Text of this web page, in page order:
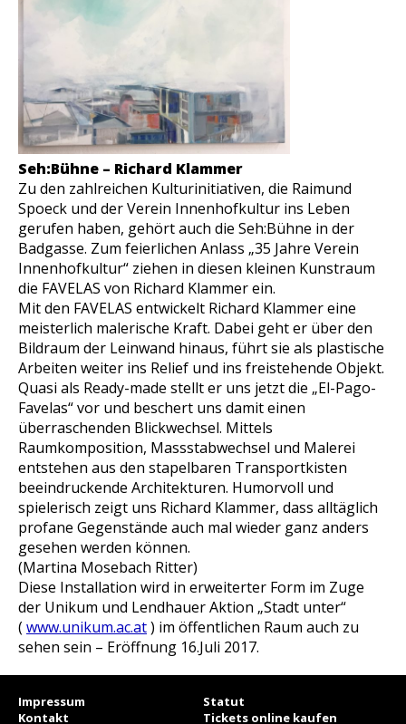
Seh:Bühne – Richard Klammer
Zu den zahlreichen Kulturinitiativen, die Raimund
Spoeck und der Verein Innenhofkultur ins Leben
gerufen haben, gehört auch die Seh:Bühne in der
Badgasse. Zum feierlichen Anlass „35 Jahre Verein
Innenhofkultur“ ziehen in diesen kleinen Kunstraum
die FAVELAS von Richard Klammer ein.
Mit den FAVELAS entwickelt Richard Klammer eine
meisterlich malerische Kraft. Dabei geht er über den
Bildraum der Leinwand hinaus, führt sie als plastische
Arbeiten weiter ins Relief und ins freistehende Objekt.
Quasi als Ready-made stellt er uns jetzt die „El-Pago-
Favelas“ vor und beschert uns damit einen
überraschenden Blickwechsel. Mittels
Raumkomposition, Massstabwechsel und Malerei
entstehen aus den stapelbaren Transportkisten
beeindruckende Architekturen. Humorvoll und
spielerisch zeigt uns Richard Klammer, dass alltäglich
profane Gegenstände auch mal wieder ganz anders
gesehen werden können.
(Martina Mosebach Ritter)
Diese Installation wird in erweiterter Form im Zuge
der Unikum und Lendhauer Aktion „Stadt unter“
(www.unikum.ac.at) im öffentlichen Raum auch zu
sehen sein – Eröffnung 16.Juli 2017.
Impressum
Statut
Kontakt
Tickets online kaufen